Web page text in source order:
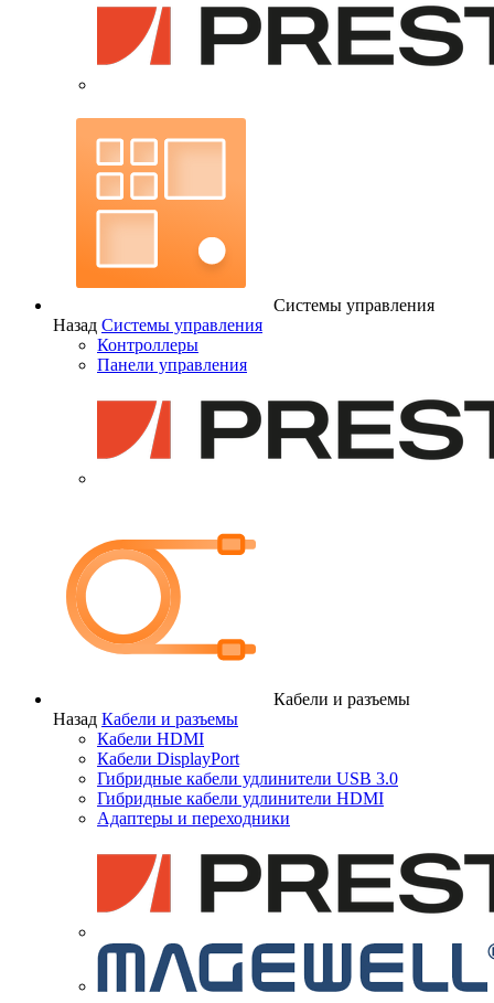
Системы управления
Назад Системы управления
Контроллеры
Панели управления
Кабели и разъемы
Назад Кабели и разъемы
Кабели HDMI
Кабели DisplayPort
Гибридные кабели удлинители USB 3.0
Гибридные кабели удлинители HDMI
Адаптеры и переходники